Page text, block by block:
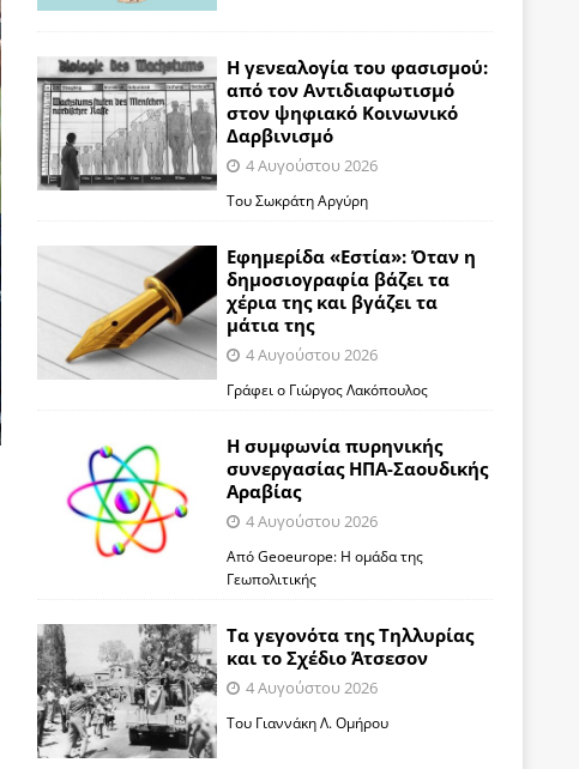
Η γενεαλογία του φασισμού:
από τον Αντιδιαφωτισμό
στον ψηφιακό Κοινωνικό
Δαρβινισμό
4 Αυγούστου 2026
Του Σωκράτη Αργύρη
Εφημερίδα «Εστία»: Όταν η
δημοσιογραφία βάζει τα
χέρια της και βγάζει τα
μάτια της
4 Αυγούστου 2026
Γράφει ο Γιώργος Λακόπουλος
Η συμφωνία πυρηνικής
συνεργασίας ΗΠΑ-Σαουδικής
Αραβίας
4 Αυγούστου 2026
Από Geoeurope: H ομάδα της
Γεωπολιτικής
Τα γεγονότα της Τηλλυρίας
και το Σχέδιο Άτσεσον
4 Αυγούστου 2026
Toυ Γιαννάκη Λ. Ομήρου